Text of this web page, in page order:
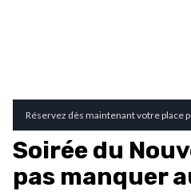
Réservez dès maintenant votre place
Soirée du
pas manquer